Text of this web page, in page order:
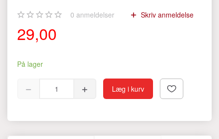
0 anmeldelser Skriv anmeldelse
29,00
På lager
Læg i kurv